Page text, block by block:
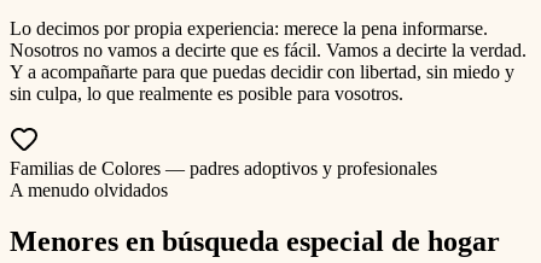
Lo decimos por propia experiencia: merece la pena informarse.
Nosotros no vamos a decirte que es fácil. Vamos a decirte la verdad.
Y a acompañarte para que puedas decidir con libertad, sin miedo y
sin culpa, lo que realmente es posible para vosotros.
Familias de Colores — padres adoptivos y profesionales
A menudo olvidados
Menores en búsqueda especial de hogar